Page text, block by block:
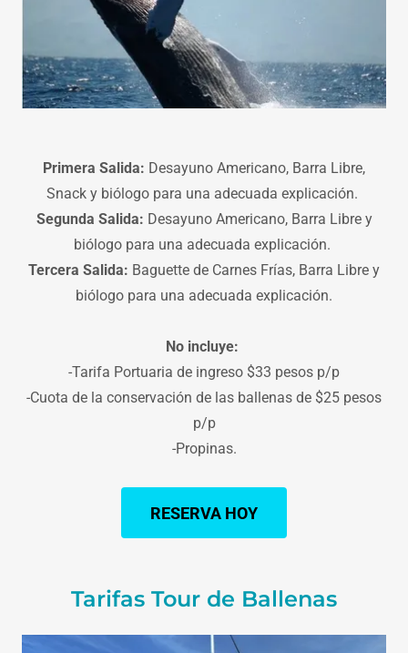
Primera Salida: Desayuno Americano, Barra Libre,
Snack y biólogo para una adecuada explicación.
Segunda Salida: Desayuno Americano, Barra Libre y
biólogo para una adecuada explicación.
Tercera Salida: Baguette de Carnes Frías, Barra Libre y
biólogo para una adecuada explicación.
No incluye:
-Tarifa Portuaria de ingreso $33 pesos p/p
-Cuota de la conservación de las ballenas de $25 pesos
p/p
-Propinas.
RESERVA HOY
Tarifas Tour de Ballenas